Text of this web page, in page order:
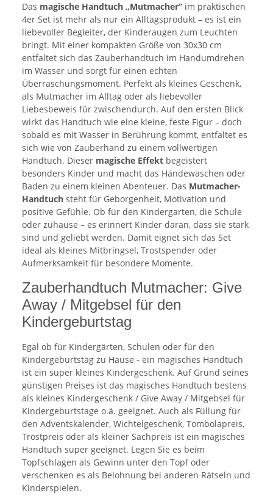
Das magische Handtuch „Mutmacher“ im praktischen
4er Set ist mehr als nur ein Alltagsprodukt – es ist ein
liebevoller Begleiter, der Kinderaugen zum Leuchten
bringt. Mit einer kompakten Größe von 30x30 cm
entfaltet sich das Zauberhandtuch im Handumdrehen
im Wasser und sorgt für einen echten
Überraschungsmoment. Perfekt als kleines Geschenk,
als Mutmacher im Alltag oder als liebevoller
Liebesbeweis für zwischendurch. Auf den ersten Blick
wirkt das Handtuch wie eine kleine, feste Figur – doch
sobald es mit Wasser in Berührung kommt, entfaltet es
sich wie von Zauberhand zu einem vollwertigen
Handtuch. Dieser magische Effekt begeistert
besonders Kinder und macht das Händewaschen oder
Baden zu einem kleinen Abenteuer. Das Mutmacher-
Handtuch steht für Geborgenheit, Motivation und
positive Gefühle. Ob für den Kindergarten, die Schule
oder zuhause – es erinnert Kinder daran, dass sie stark
sind und geliebt werden. Damit eignet sich das Set
ideal als kleines Mitbringsel, Trostspender oder
Aufmerksamkeit für besondere Momente.
Zauberhandtuch Mutmacher: Give
Away / Mitgebsel für den
Kindergeburtstag
Egal ob für Kindergärten, Schulen oder für den
Kindergeburtstag zu Hause - ein magisches Handtuch
ist ein super kleines Kindergeschenk. Auf Grund seines
günstigen Preises ist das magisches Handtuch bestens
als kleines Kindergeschenk / Give Away / Mitgebsel für
Kindergeburtstage o.ä. geeignet. Auch als Füllung für
den Adventskalender, Wichtelgeschenk, Tombolapreis,
Trostpreis oder als kleiner Sachpreis ist ein magisches
Handtuch super geeignet. Legen Sie es beim
Topfschlagen als Gewinn unter den Topf oder
verschenken es als Belohnung bei anderen Rätseln und
Kinderspielen.